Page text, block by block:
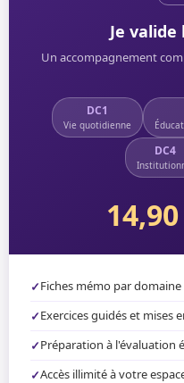
Je valide
Un accompagnement
DC1
Vie quotidienne
DC4
Fiches mémo par domaine
Exercices guidés et mises
Préparation à l'évaluation
Accès illimité à votre